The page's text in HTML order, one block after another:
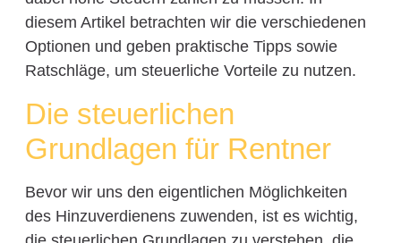
diesem Artikel betrachten wir die verschiedenen
Optionen und geben praktische Tipps sowie
Ratschläge, um steuerliche Vorteile zu nutzen.
Die steuerlichen
Grundlagen für Rentner
Bevor wir uns den eigentlichen Möglichkeiten
des Hinzuverdienens zuwenden, ist es wichtig,